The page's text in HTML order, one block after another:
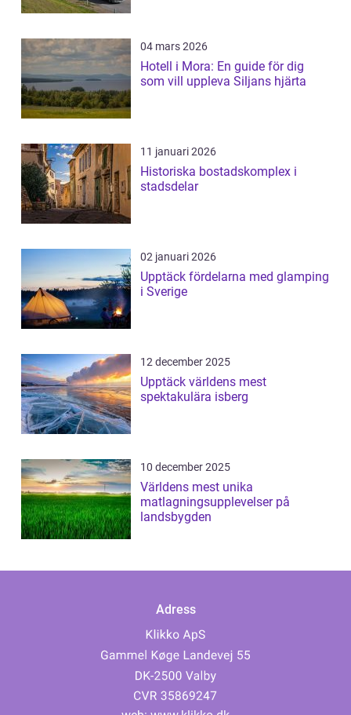
04 mars 2026
Hotell i Mora: En guide för dig
som vill uppleva Siljans hjärta
11 januari 2026
Historiska bostadskomplex i
stadsdelar
02 januari 2026
Upptäck fördelarna med glamping
i Sverige
12 december 2025
Upptäck världens mest
spektakulära isberg
10 december 2025
Världens mest unika
matlagningsupplevelser på
landsbygden
Adress